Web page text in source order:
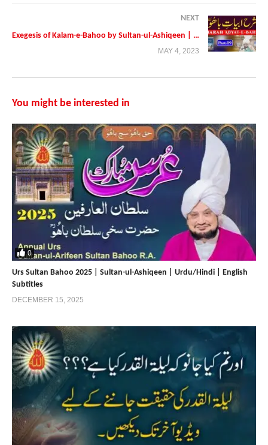
NEXT
Exegesis of Kalam-e-Bahoo by Sultan-ul-Ashiqeen | Part 29 | Urdu/Hindi with English Subtitles
MAY 4, 2023
You might be interested in
0
Urs Sultan Bahoo 2025 | Sultan-ul-Ashiqeen | Urdu/Hindi | English
Subtitles
DECEMBER 15, 2025